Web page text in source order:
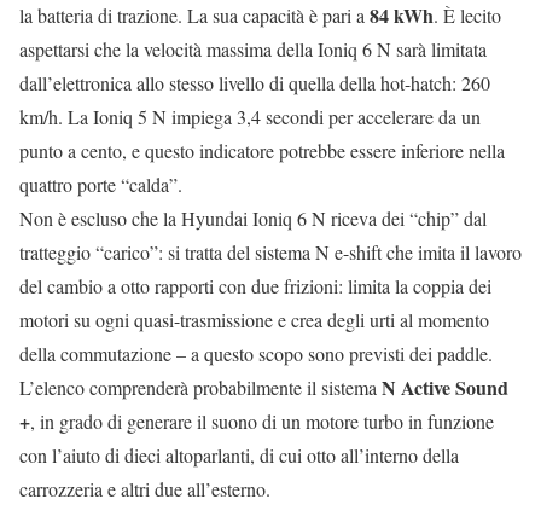
la batteria di trazione. La sua capacità è pari a84 kWh. È lecito
aspettarsi che la velocità massima della Ioniq 6 N sarà limitata
dall’elettronica allo stesso livello di quella della hot-hatch: 260
km/h. La Ioniq 5 N impiega 3,4 secondi per accelerare da un
punto a cento, e questo indicatore potrebbe essere inferiore nella
quattro porte “calda”.
Non è escluso che la Hyundai Ioniq 6 N riceva dei “chip” dal
tratteggio “carico”: si tratta del sistema N e-shift che imita il lavoro
del cambio a otto rapporti con due frizioni: limita la coppia dei
motori su ogni quasi-trasmissione e crea degli urti al momento
della commutazione – a questo scopo sono previsti dei paddle.
L’elenco comprenderà probabilmente il sistemaN Active Sound
+, in grado di generare il suono di un motore turbo in funzione
con l’aiuto di dieci altoparlanti, di cui otto all’interno della
carrozzeria e altri due all’esterno.